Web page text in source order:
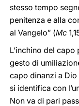
stesso tempo
penitenza e alla
al Vangelo” (Mc
L’inchino del
gesto di
capo dinanzi a Dio
si identifica con
Non va di pari